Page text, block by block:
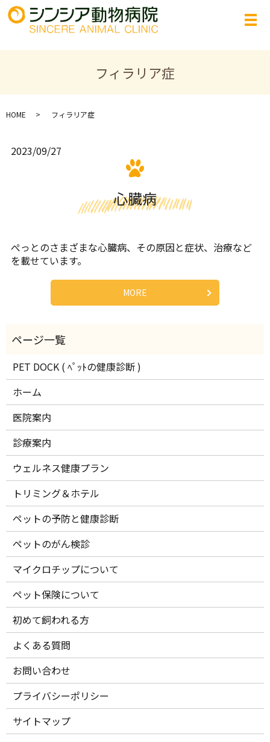
フィラリア症
HOME フィラリア症
2023/09/27
心臓病
ぺっとのさまざまな心臓病、その原因と症状、治療など
を載せています。
MORE
PET DOCK ( ﾍﾟｯﾄの健康診断 )
ホーム
医院案内
診療案内
ウェルネス健康プラン
トリミング＆ホテル
ペットの予防と健康診断
ペットのがん検診
マイクロチップについて
ペット保険について
初めて飼われる方
よくある質問
お問い合わせ
プライバシーポリシー
サイトマップ